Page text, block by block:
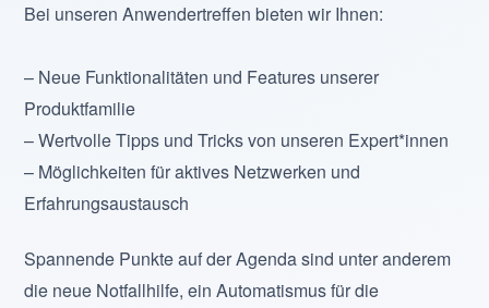
Bei unseren Anwendertreffen bieten wir Ihnen:
– Neue Funktionalitäten und Features unserer
Produktfamilie
– Wertvolle Tipps und Tricks von unseren Expert*innen
– Möglichkeiten für aktives Netzwerken und
Erfahrungsaustausch
Spannende Punkte auf der Agenda sind unter anderem
die neue Notfallhilfe, ein Automatismus für die